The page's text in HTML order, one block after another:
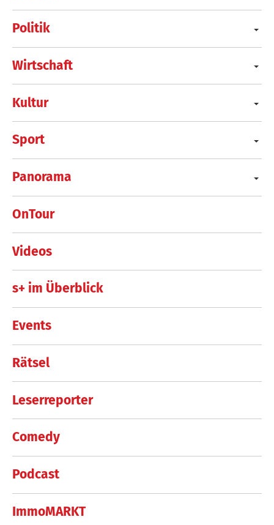
Politik
Wirtschaft
Kultur
Sport
Panorama
OnTour
Videos
s+ im Überblick
Events
Rätsel
Leserreporter
Comedy
Podcast
ImmoMARKT